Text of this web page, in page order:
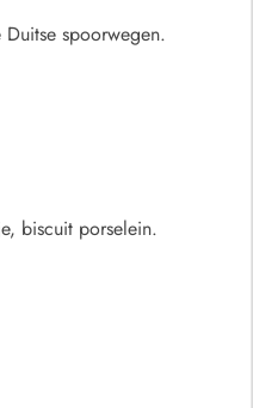
spoorwegen.
biscuit porselein.